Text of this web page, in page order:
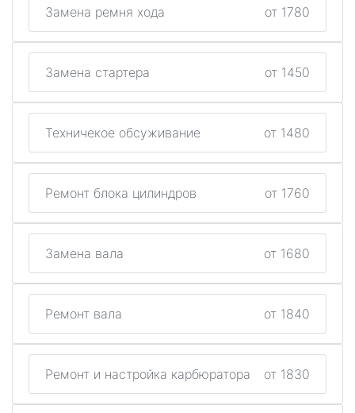
Замена ремня хода от 1780
Замена стартера от 1450
Техничекое обсуживание от 1480
Ремонт блока цилиндров от 1760
Замена вала от 1680
Ремонт вала от 1840
Ремонт и настройка карбюратора от 1830